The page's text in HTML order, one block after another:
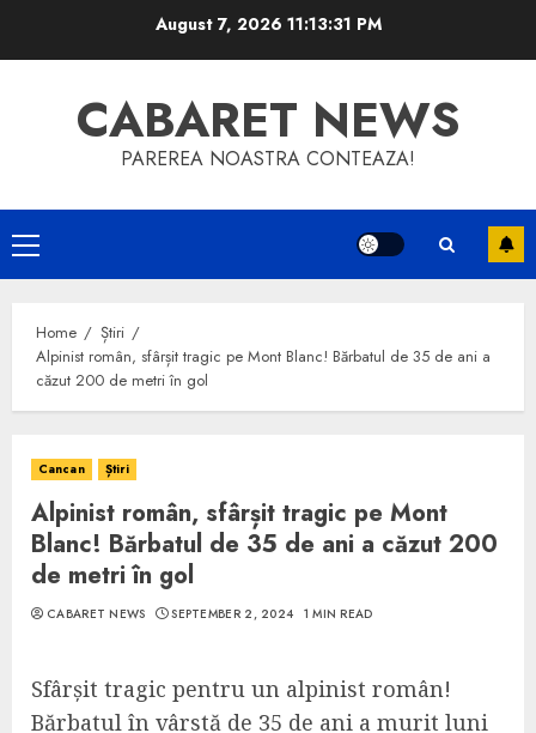
August 7, 2026 11:13:32 PM
CABARET NEWS
PAREREA NOASTRA CONTEAZA!
Primary
Menu
Home
Știri
Alpinist român, sfârșit tragic pe Mont Blanc! Bărbatul de 35 de ani a
căzut 200 de metri în gol
Cancan Știri
Alpinist român, sfârșit tragic pe Mont
Blanc! Bărbatul de 35 de ani a căzut 200
de metri în gol
CABARET NEWS SEPTEMBER 2, 2024 1 MIN READ
Sfârșit tragic pentru un alpinist român!
Bărbatul în vârstă de 35 de ani a murit luni